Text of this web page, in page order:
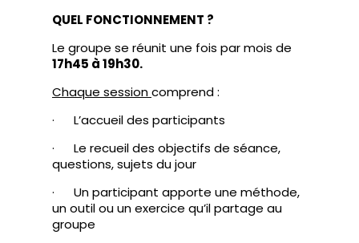
QUEL FONCTIONNEMENT ?
Le groupe se réunit une fois par mois de
17h45 à 19h30.
Chaque sessioncomprend :
· L’accueil des participants
· Le recueil des objectifs de séance,
questions, sujets du jour
· Un participant apporte une méthode,
un outil ou un exercice qu’il partage au
groupe